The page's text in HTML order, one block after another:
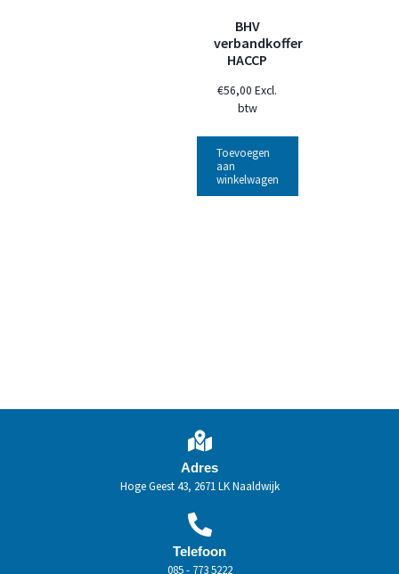
BHV
verbandkoffer
HACCP
€56,00 Excl.
btw
Toevoegen
aan
winkelwagen
Adres
Hoge Geest 43, 2671 LK Naaldwijk
Telefoon
085 - 773 5222